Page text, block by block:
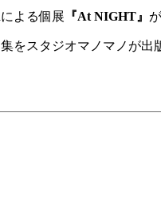
による個展 『At NIGHT』
をスタジオマノマノが